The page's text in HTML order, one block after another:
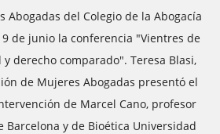
Abogadas del Colegio de la Abogacía
de junio la conferencia "Vientres de
derecho comparado". Teresa Blasi,
de Mujeres Abogadas presentó el
de Marcel Cano, profesor
Barcelona y de Bioética Universidad